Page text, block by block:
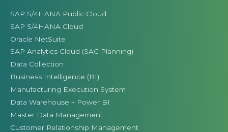
SAP S/4HANA Public Cloud
SAP S/4HANA Cloud
Oracle NetSuite
SAP Analytics Cloud (SAC Planning)
Data Collection
Business Intelligence (BI)
Manufacturing Execution System
Data Warehouse + Power BI
Master Data Management
Customer Relationship Management